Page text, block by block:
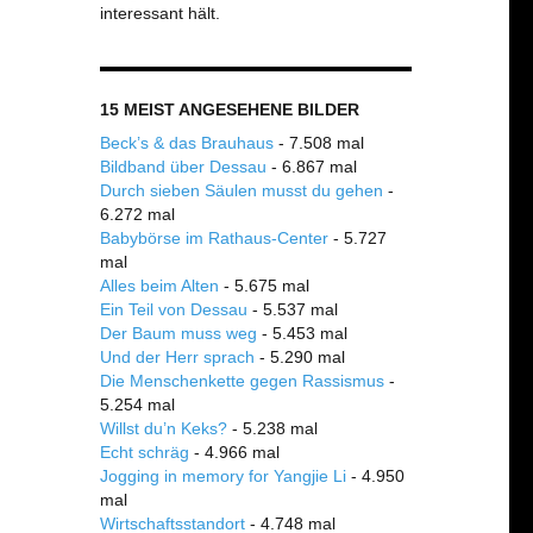
interessant hält.
15 MEIST ANGESEHENE BILDER
Beck’s & das Brauhaus- 7.508 mal
Bildband über Dessau - 6.867 mal
Durch sieben Säulen musst du gehen -
6.272 mal
Babybörse im Rathaus-Center- 5.727
mal
Alles beim Alten - 5.675 mal
Ein Teil von Dessau - 5.537 mal
Der Baum muss weg - 5.453 mal
Und der Herr sprach - 5.290 mal
Die Menschenkette gegen Rassismus-
5.254 mal
Willst du’n Keks?- 5.238 mal
Echt schräg - 4.966 mal
Jogging in memory for Yangjie Li- 4.950
mal
Wirtschaftsstandort- 4.748 mal